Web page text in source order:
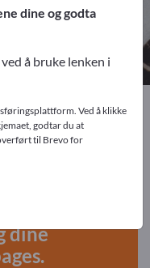
Papir
>>
dine
dine og godta
å bruke lenken i
Ved å klikke
godtar du at
til Brevo for